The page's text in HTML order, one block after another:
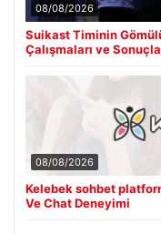
08/08/2026
Suikast Timinin
Çalışmaları ve
08/08/2026
Kelebek sohbet
Ve Chat Deneyimi